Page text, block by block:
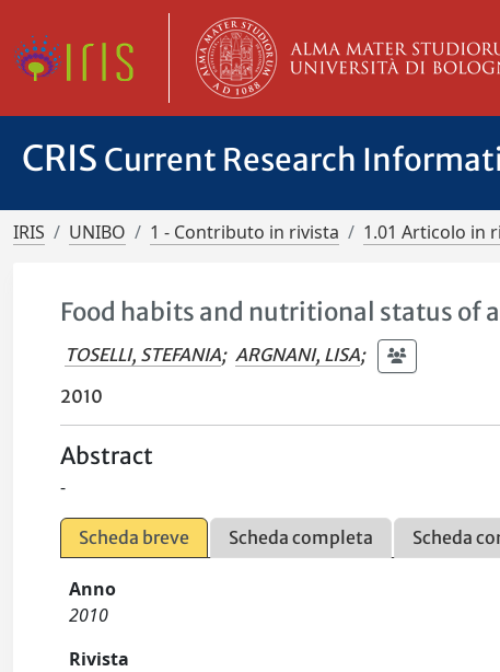
CRIS Current Research
IRIS UNIBO 1 - Contributo in rivista 1.01 Articolo in
Food habits and nutritional status of
TOSELLI, STEFANIA; ARGNANI, LISA;
2010
Abstract
-
Scheda breve Scheda completa Scheda
Anno
2010
Rivista